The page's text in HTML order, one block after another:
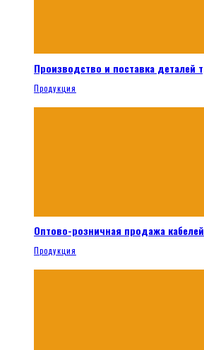
Производство и поставка деталей
Продукция
Оптово-розничная продажа кабелей
Продукция